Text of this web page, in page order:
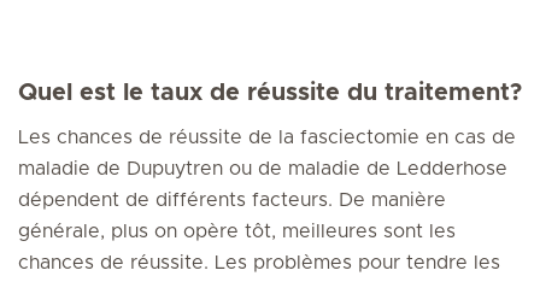
Quel est le taux de réussite du traitement?
Les chances de réussite de la fasciectomie en cas de
maladie de Dupuytren ou de maladie de Ledderhose
dépendent de différents facteurs. De manière
générale, plus on opère tôt, meilleures sont les
chances de réussite. Les problèmes pour tendre les